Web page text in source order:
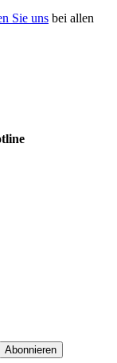
Sie uns bei allen
Abonnieren